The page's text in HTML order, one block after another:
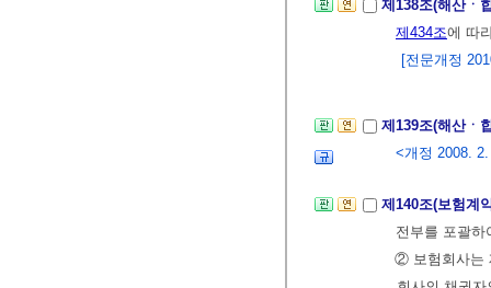
제138조(해산ㆍ
제434조에 따
[전문개정
제139조(해산ㆍ
<개정 2008.
제140조(보험계
전부를 포괄
② 보험회사는